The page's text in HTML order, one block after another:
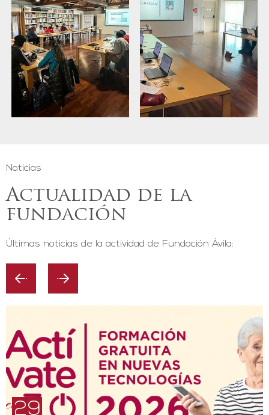
Noticias
Actualidad de la
fundación
Últimas noticias de la actividad de Fundación Ávila:
29